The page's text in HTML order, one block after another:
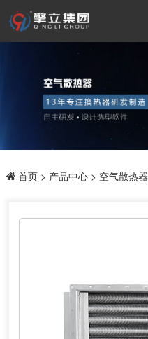
首页> 产品中心> 空气散热器